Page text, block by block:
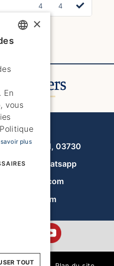
4 4
Finders
19, local 11, 03730
Whatsapp
ENGLISH
GERMAN
FRENCH
DUTCH
×
En
vous
savoir plus
TOUT